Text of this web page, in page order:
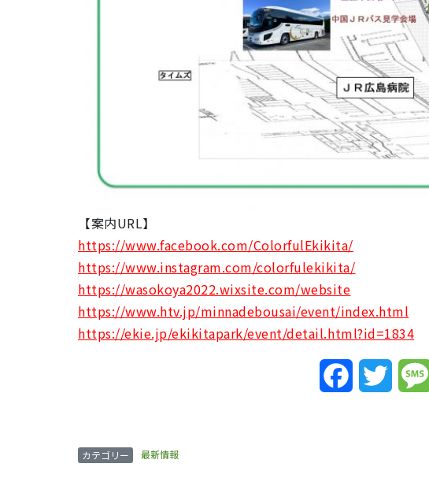
【案内URL】
https://www.facebook.com/ColorfulEkikita/
https://www.instagram.com/colorfulekikita/
https://wasokoya2022.wixsite.com/website
https://www.htv.jp/minnadebousai/event/index.html
https://ekie.jp/ekikitapark/event/detail.html?id=1834
FacebookTwitter
カテゴリー 最新情報